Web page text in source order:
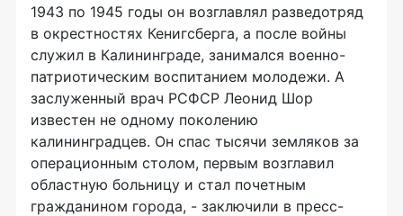
1943 по 1945 годы он возглавлял разведотряд
в окрестностях Кенигсберга, а после войны
служил в Калининграде, занимался военно-
патриотическим воспитанием молодежи. А
заслуженный врач РСФСР Леонид Шор
известен не одному поколению
калининградцев. Он спас тысячи земляков за
операционным столом, первым возглавил
областную больницу и стал почетным
гражданином города, - заключили в пресс-